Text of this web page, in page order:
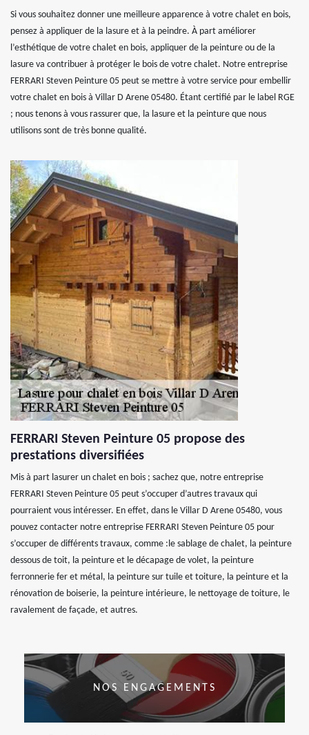
Si vous souhaitez donner une meilleure apparence à votre chalet en bois,
pensez à appliquer de la lasure et à la peindre. À part améliorer
l’esthétique de votre chalet en bois, appliquer de la peinture ou de la
lasure va contribuer à protéger le bois de votre chalet. Notre entreprise
FERRARI Steven Peinture 05 peut se mettre à votre service pour embellir
votre chalet en bois à Villar D Arene 05480. Étant certifié par le label RGE
; nous tenons à vous rassurer que, la lasure et la peinture que nous
utilisons sont de très bonne qualité.
FERRARI Steven Peinture 05 propose des
prestations diversifiées
Mis à part lasurer un chalet en bois ; sachez que, notre entreprise
FERRARI Steven Peinture 05 peut s’occuper d’autres travaux qui
pourraient vous intéresser. En effet, dans le Villar D Arene 05480, vous
pouvez contacter notre entreprise FERRARI Steven Peinture 05 pour
s’occuper de différents travaux, comme :le sablage de chalet, la peinture
dessous de toit, la peinture et le décapage de volet, la peinture
ferronnerie fer et métal, la peinture sur tuile et toiture, la peinture et la
rénovation de boiserie, la peinture intérieure, le nettoyage de toiture, le
ravalement de façade, et autres.
NOS ENGAGEMENTS